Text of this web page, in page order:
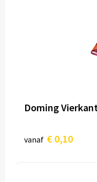
Doming
vanaf € 0,10